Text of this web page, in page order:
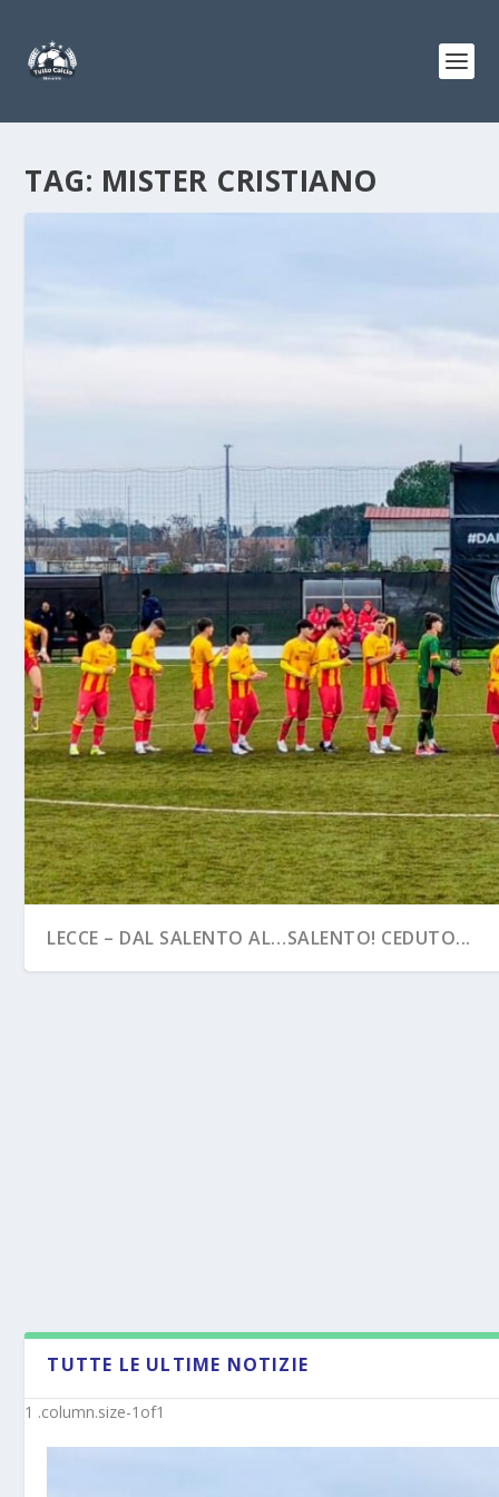
TAG: MISTER CRISTIANO
LECCE – DAL SALENTO AL…SALENTO! CEDUTO...
TUTTE LE ULTIME NOTIZIE